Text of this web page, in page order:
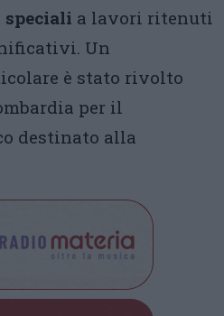
speciali a lavori ritenuti
Un
è stato rivolto
per il
destinato alla